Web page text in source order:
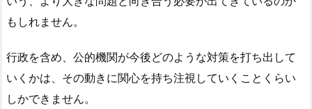
もしれません。
行政を含め、公的機関が今後どのような対策を打ち出して
いくかは、その動きに関心を持ち注視していくことくらい
しかできません。